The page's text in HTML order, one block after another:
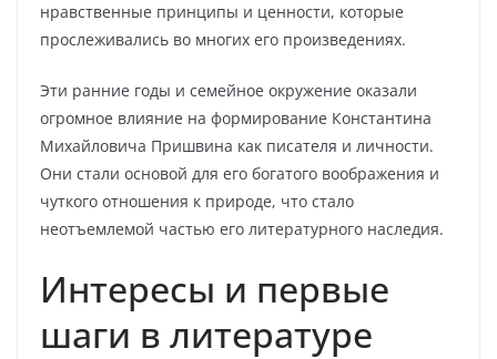
нравственные принципы и ценности, которые
прослеживались во многих его произведениях.
Эти ранние годы и семейное окружение оказали
огромное влияние на формирование Константина
Михайловича Пришвина как писателя и личности.
Они стали основой для его богатого воображения и
чуткого отношения к природе, что стало
неотъемлемой частью его литературного наследия.
Интересы и первые
шаги в литературе